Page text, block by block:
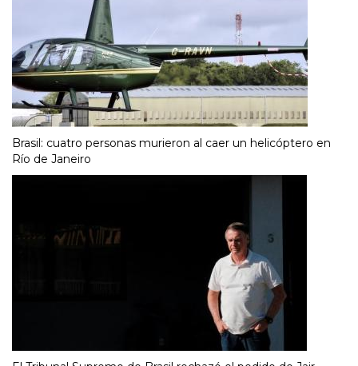
Brasil: cuatro personas murieron al caer un helicóptero en
Río de Janeiro